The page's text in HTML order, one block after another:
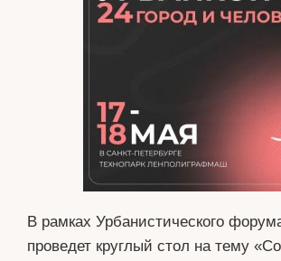
В рамках Урбанистического
проведет круглый стол на тему